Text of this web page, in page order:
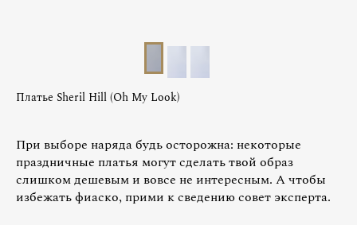
Платье Sheril Hill (Oh My Look)
При выборе наряда будь осторожна: некоторые
праздничные платья могут сделать твой образ
слишком дешевым и вовсе не интересным. А чтобы
избежать фиаско, прими к сведению совет эксперта.